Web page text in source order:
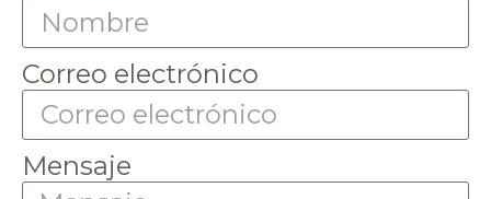
Correo electrónico
Mensaje